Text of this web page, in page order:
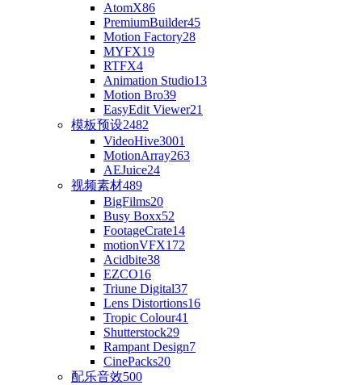
AtomX86
PremiumBuilder45
Motion Factory28
MYFX19
RTFX4
Animation Studio13
Motion Bro39
EasyEdit Viewer21
模板预设2482
VideoHive3001
MotionArray263
AEJuice24
视频素材489
BigFilms20
Busy Boxx52
FootageCrate14
motionVFX172
Acidbite38
EZCO16
Triune Digital37
Lens Distortions16
Tropic Colour41
Shutterstock29
Rampant Design7
CinePacks20
配乐音效500